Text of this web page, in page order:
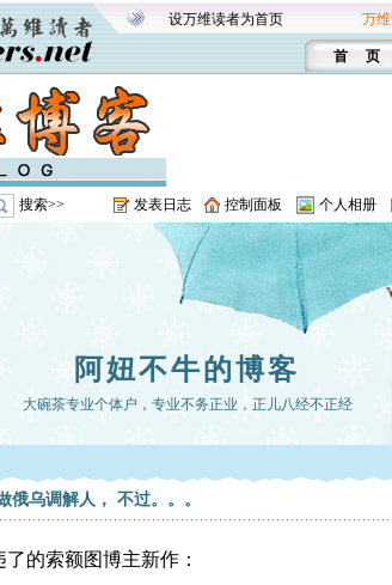
设万维读者为首页 万
首 页
搜索>> 发表日志 控制面板 个人相册
阿妞不牛的博客
大碗茶专业个体户，专业不务正业，正儿八经不正经
俄乌调解人， 不过。。。
了的索额图博主新作：